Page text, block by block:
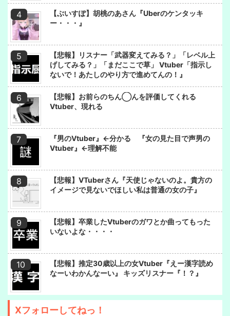
【ぶいすぽ】胡桃のあさん『Uberのケンタッキ
ー・・・』
【悲報】リスナー「武器変えてみる？」「レベル上
げしてみる？」「まだここで草」 Vtuber「指示し
ないで！あたしのやり方で進めてんの！』
【悲報】お前らのちん◯んを評価してくれる
Vtuber、現れる
『男のVtuber』←分かる 『女の見た目で声男の
Vtuber』←理解不能
【悲報】VTuberさん『天使じゃないのよ。貴方の
イメージで見ないでほしい私は普通の女の子』
【悲報】卒業したVtuberのガワとか曲ってもった
いないよな・・・・
【悲報】推定30歳以上の女Vtuber『えー漢字読め
なーいわかんなーい』 キッズリスナー『！？』
Xフォローしてねっ！